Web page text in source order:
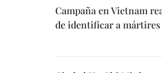
Campaña en Vietnam
de identificar a mártires